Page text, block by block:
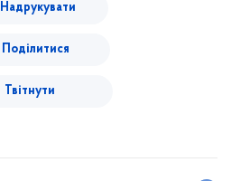
Надрукувати
Поділитися
Твітнути